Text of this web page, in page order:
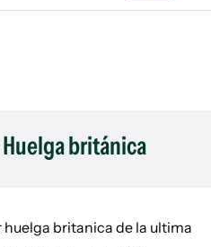
Huelga británica